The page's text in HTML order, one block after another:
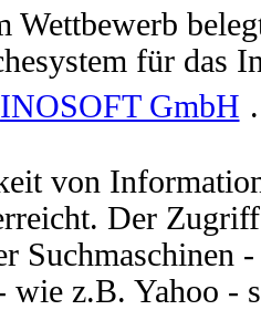
Wettbewerb
für das
INOSOFT GmbH .
von
Der
Suchmaschinen
wie z.B. Yahoo -